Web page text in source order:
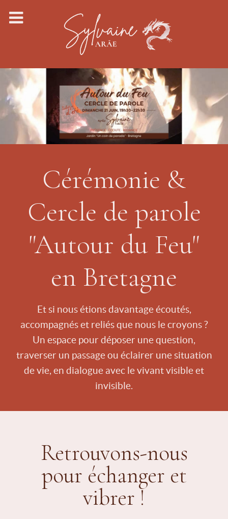
Cérémonie &
Cercle de parole
"Autour du Feu"
en Bretagne
Et si nous étions davantage écoutés,
accompagnés et reliés que nous le croyons ?
Un espace pour déposer une question,
traverser un passage ou éclairer une situation
de vie, en dialogue avec le vivant visible et
invisible.
Retrouvons-nous
pour échanger et
vibrer !